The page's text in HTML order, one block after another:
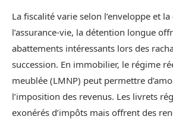
La fiscalité varie selon l’enveloppe et
l’assurance-vie, la détention longue
abattements intéressants lors des
succession. En immobilier, le régime
meublée (LMNP) peut permettre
l’imposition des revenus. Les livrets
exonérés d’impôts mais offrent des